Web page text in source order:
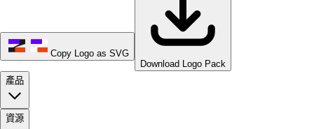
Copy Logo as SVG
Download Logo Pack
產品
資源